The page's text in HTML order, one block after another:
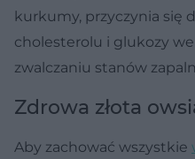
kurkumy, przyczynia się
cholesterolu i glukozy
zwalczaniu stanów
Zdrowa złota
Aby zachować wszystkie